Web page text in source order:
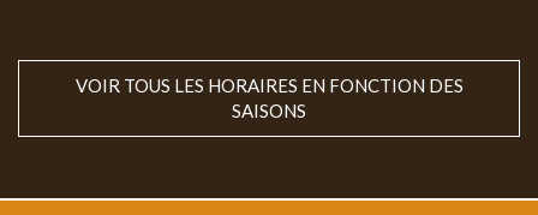
VOIR TOUS LES HORAIRES EN FONCTION DES
SAISONS